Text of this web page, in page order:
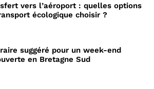
vers l’aéroport : quelles options
écologique choisir ?
suggéré pour un week-end
en Bretagne Sud